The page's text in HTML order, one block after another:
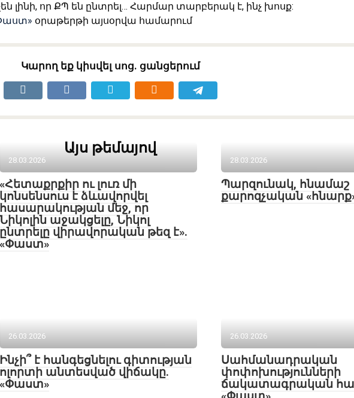
չեն լինի, որ ՔՊ են ընտրել… Հարմար տարբերակ է, ինչ խոսք:
օրաթերթի այսօրվա համարում
Կարող եք կիսվել սոց․ ցանցերում
Այս թեմայով
28.03.2026
«Հետաքրքիր ու լուռ մի
կոնսենսուս է ձևավորվել
հասարակության մեջ, որ
Նիկոլին աջակցելը, Նիկոլ
ընտրելը վիրավորական թեզ է».
«Փաստ»
28.03.2026
Պարզունակ, հնամաշ
քարոզչական
26.03.2026
Ինչի՞ է հանգեցնելու գիտության
ոլորտի անտեսված վիճակը.
«Փաստ»
26.03.2026
Սահմանադրական
փոփոխությունների
ճակատագրական